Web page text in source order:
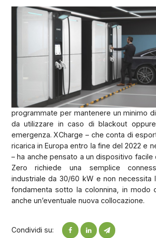
programmate per mantenere un minimo
da utilizzare in caso di blackout
emergenza. XCharge – che conta di
ricarica in Europa entro la fine del 2022 e
– ha anche pensato a un dispositivo facile
Zero richiede una semplice
industriale da 30/60 kW e non necessita
fondamenta sotto la colonnina, in modo
anche un’eventuale nuova collocazione.
Condividi su: